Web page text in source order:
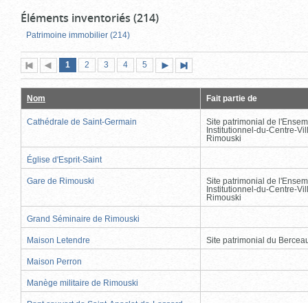
Éléments inventoriés (214)
Patrimoine immobilier (214)
Première
page
Page
précédente
Page
1 (page
actuelle)
Page
2 Page
3 Page
4 Page
5
suivante
page
Nom Fait partie de
Cathédrale de Saint-Germain
Site patrimonial de
Institutionnel-du-Centre-
Rimouski
Église d'Esprit-Saint
Gare de Rimouski
Site patrimonial de
Institutionnel-du-Centre-
Rimouski
Grand Séminaire de Rimouski
Maison Letendre Site patrimonial du
Maison Perron
Manège militaire de Rimouski